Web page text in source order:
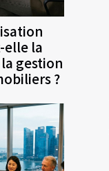
elle la
gestion
?